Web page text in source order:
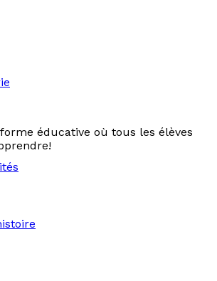
éducative où tous les élèves